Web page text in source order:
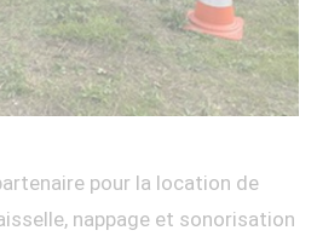
pour la location de
nappage et sonorisation